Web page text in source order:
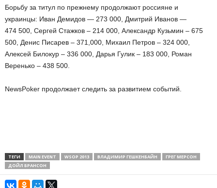
Борьбу за титул по прежнему продолжают россияне и
украинцы: Иван Демидов — 273 000, Дмитрий Иванов —
474 500, Сергей Стажков – 214 000, Александр Кузьмин – 675
500, Денис Писарев – 371,000, Михаил Петров – 324 000,
Алексей Билокур – 336 000, Дарья Гулик – 183 000, Роман
Веренько – 438 500.
NewsPoker продолжает следить за развитием событий.
ТЕГИ MAIN EVENT WSOP 2013 ВЛАДИМИР ГЕШКЕНБАЙН
ГРЕГ МЕРСОН
ДОЙЛ БРАНСОН